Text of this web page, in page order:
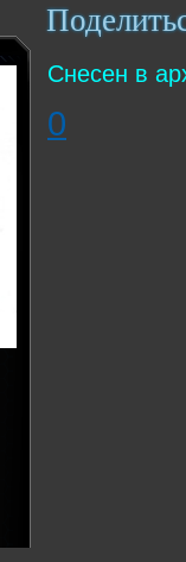
Снесен в
0